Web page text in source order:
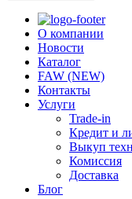
О компании
Новости
Каталог
FAW (NEW)
Контакты
Услуги
Trade-in
Кредит и
Выкуп
Комиссия
Доставка
Блог